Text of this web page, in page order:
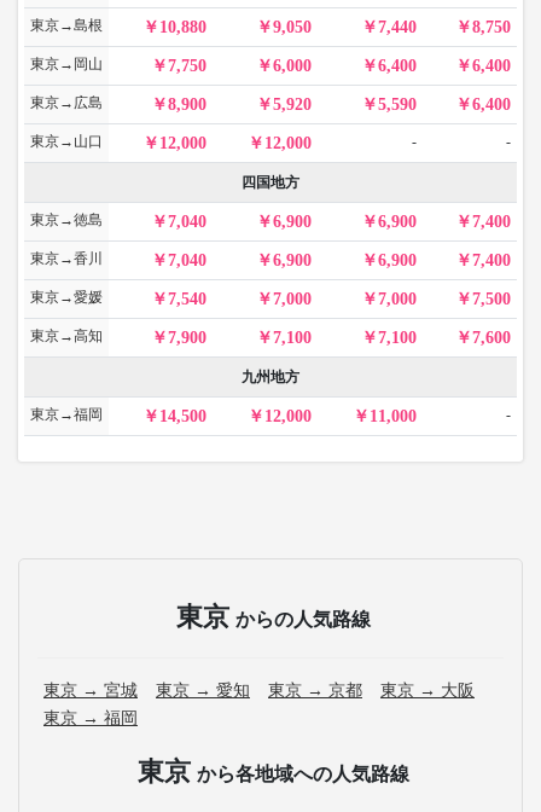
東京→島根 10,880 9,050 7,440 8,750
東京→岡山 7,750 6,000 6,400 6,400
東京→広島 8,900 5,920 5,590 6,400
東京→山口 12,000 12,000 - -
四国地方
東京→徳島 7,040 6,900 6,900 7,400
東京→香川 7,040 6,900 6,900 7,400
東京→愛媛 7,540 7,000 7,000 7,500
東京→高知 7,900 7,100 7,100 7,600
九州地方
東京→福岡 14,500 12,000 11,000 -
東京 からの人気路線
東京 → 宮城 東京 → 愛知 東京 → 京都
東京 → 大阪
東京 → 福岡
東京 から各地域への人気路線